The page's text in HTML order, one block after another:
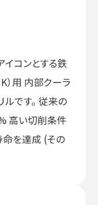
コンとする鉄
）用 内部クーラ
です。 従来の
高い切削条件
を達成 (その